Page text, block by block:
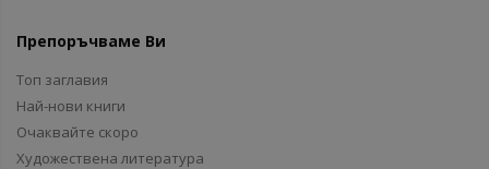
Препоръчваме Ви
Топ заглавия
Най-нови книги
Очаквайте скоро
Художествена литература